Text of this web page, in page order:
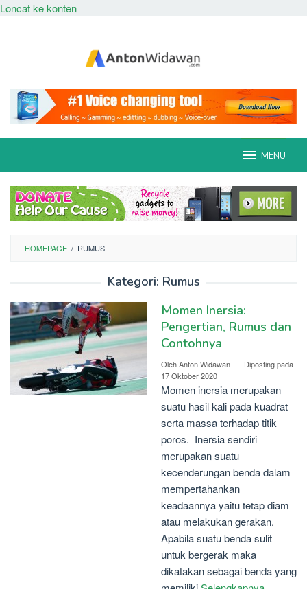
Loncat ke konten
MENU
HOMEPAGE / RUMUS
Kategori: Rumus
Momen Inersia:
Pengertian, Rumus dan
Contohnya
OlehAnton Widawan
Diposting pada
17 Oktober 2020
Momen inersia merupakan
suatu hasil kali pada kuadrat
serta massa terhadap titik
poros. Inersia sendiri
merupakan suatu
kecenderungan benda dalam
mempertahankan
keadaannya yaitu tetap diam
atau melakukan gerakan.
Apabila suatu benda sulit
untuk bergerak maka
dikatakan sebagai benda yang